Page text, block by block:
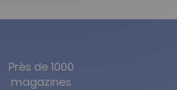
Près de 1000
magazines